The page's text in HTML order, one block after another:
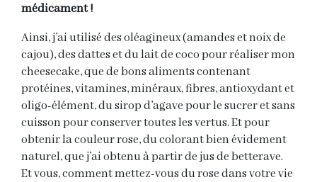
médicament !
Ainsi, j’ai utilisé des oléagineux (amandes et noix de
cajou), des dattes et du lait de coco pour réaliser mon
cheesecake, que de bons aliments contenant
protéines, vitamines, minéraux, fibres, antioxydant et
oligo-élément, du sirop d’agave pour le sucrer et sans
cuisson pour conserver toutes les vertus. Et pour
obtenir la couleur rose, du colorant bien évidement
naturel, que j’ai obtenu à partir de jus de betterave.
Et vous, comment mettez-vous du rose dans votre vie